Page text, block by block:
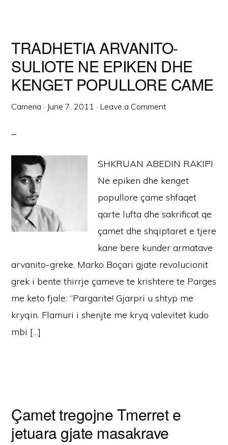
TRADHETIA ARVANITO-
SULIOTE NE EPIKEN DHE
KENGET POPULLORE CAME
Cameria · June 7, 2011 · Leave a Comment
SHKRUAN ABEDIN RAKIPI
Ne epiken dhe kenget
popullore çame shfaqet
qarte lufta dhe sakrificat qe
çamet dhe shqiptaret e tjere
kane bere kunder armatave
arvanito-greke. Marko Boçari gjate revolucionit
grek i bente thirrje çameve te krishtere te Parges
me keto fjale: “Pargarite! Gjarpri u shtyp me
kryqin. Flamuri i shenjte me kryq valevitet kudo
mbi […]
Çamet tregojne Tmerret e
jetuara gjate masakrave